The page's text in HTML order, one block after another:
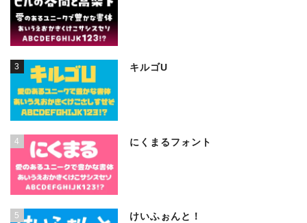
3 キルゴU
4 にくまるフォント
5 けいふぉんと！